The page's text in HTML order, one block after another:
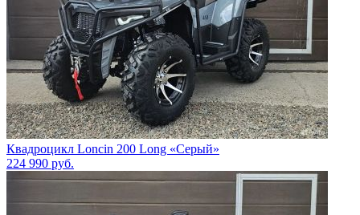
Квадроцикл Loncin 200 Long «Серый»
224 990 руб.